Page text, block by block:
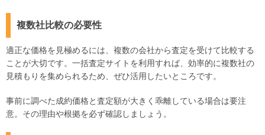
複数社比較の必要性
適正な価格を見極めるには、複数の会社から査定を受けて比較する
ことが大切です。一括査定サイトを利用すれば、効率的に複数社の
見積もりを集められるため、ぜひ活用したいところです。
事前に調べた成約価格と査定額が大きく乖離している場合は要注
意。その理由や根拠を必ず確認しましょう。